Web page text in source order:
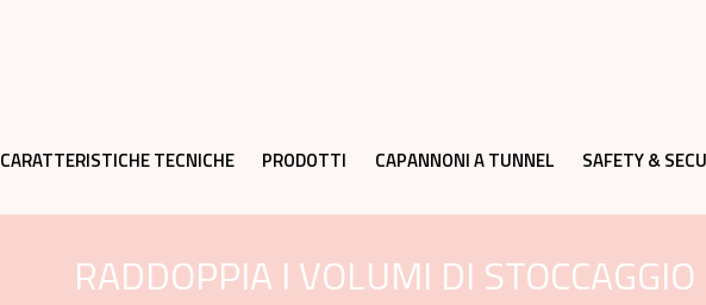
CARATTERISTICHE TECNICHE PRODOTTI CAPANNONI A TUNNEL SAFETY &
RADDOPPIA I VOLUMI DI